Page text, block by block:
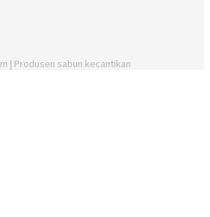
| Produsen sabun kecantikan